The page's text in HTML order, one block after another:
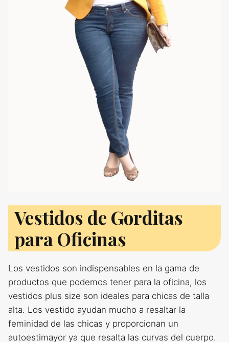
Vestidos de Gorditas
para Oficinas
Los vestidos son indispensables en la gama de
productos que podemos tener para la oficina, los
vestidos plus size son ideales para chicas de talla
alta. Los vestido ayudan mucho a resaltar la
feminidad de las chicas y proporcionan un
autoestimayor ya que resalta las curvas del cuerpo.